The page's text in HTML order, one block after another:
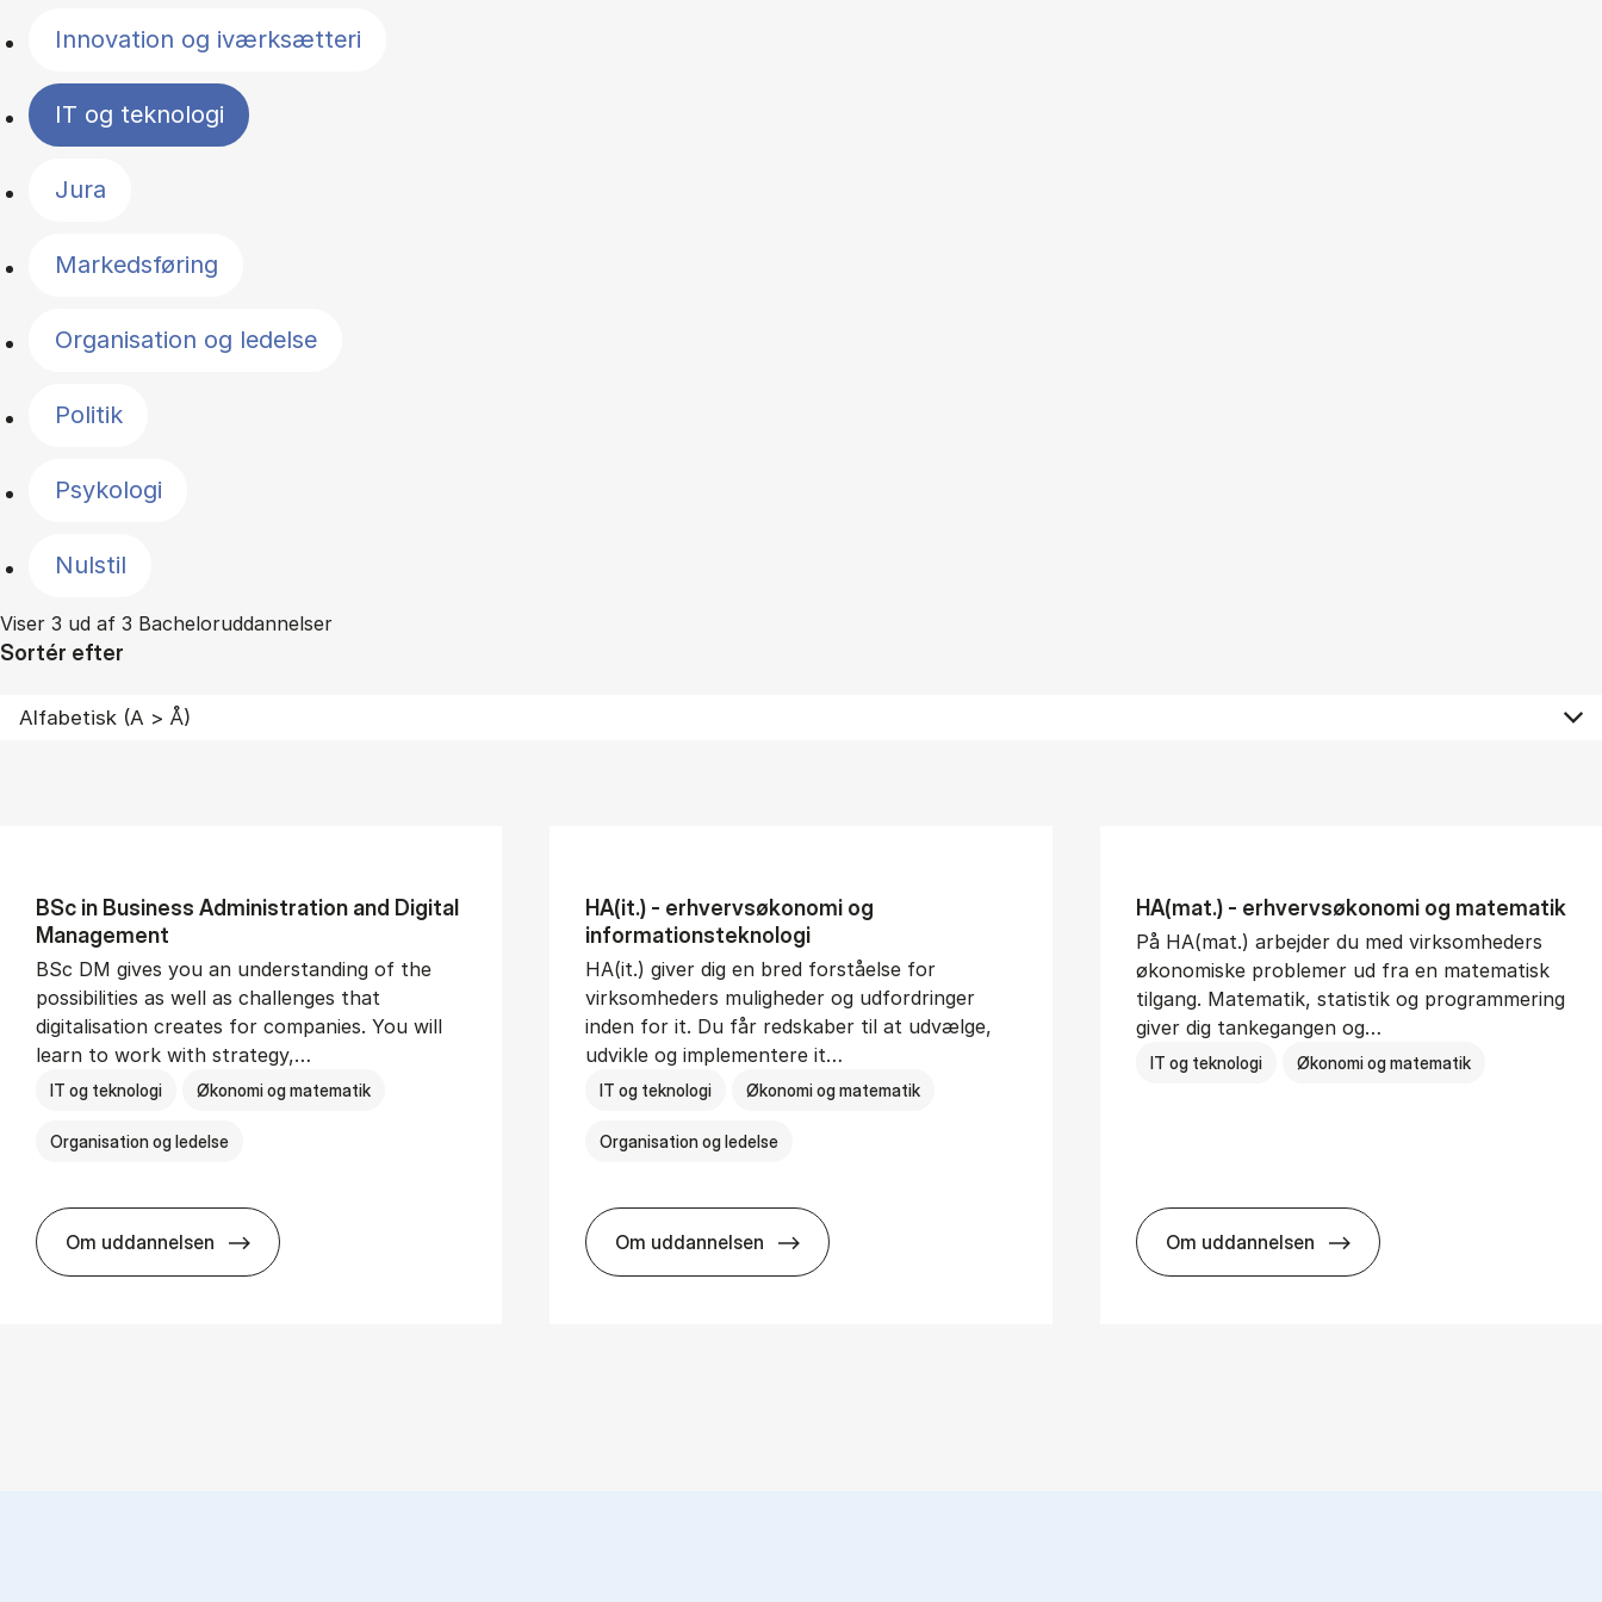
Innovation og iværksætteri
IT og teknologi
Jura
Markedsføring
Organisation og ledelse
Politik
Psykologi
Nulstil
Viser 3 ud af 3 Bacheloruddannelser
Sortér efter
BSc in Busi­ness Ad­min­is­tra­tion and Di­git­al
Man­age­ment
BSc DM gives you an understanding of the
possibilities as well as challenges that
digitalisation creates for companies. You will
learn to work with strategy,…
IT og teknologi Økonomi og matematik
Organisation og ledelse
Om uddannelsen
BSc in Busi­ness Ad­min­is­tra­tion and Di­git­al Man­age­ment
HA(it.) - erhvervs­økonomi og
informations­teknologi
HA(it.) giver dig en bred forståelse for
virksomheders muligheder og udfordringer
inden for it. Du får redskaber til at udvælge,
udvikle og implementere it…
IT og teknologi Økonomi og matematik
Organisation og ledelse
Om uddannelsen
HA(it.) - erhvervs­økonomi og informations­teknologi
HA(mat.) - erhvervs­økonomi og ma­te­ma­tik
På HA(mat.) arbejder du med virksomheders
økonomiske problemer ud fra en matematisk
tilgang. Matematik, statistik og programmering
giver dig tankegangen og…
IT og teknologi Økonomi og matematik
Om uddannelsen
HA(mat.) - erhvervs­økonomi og